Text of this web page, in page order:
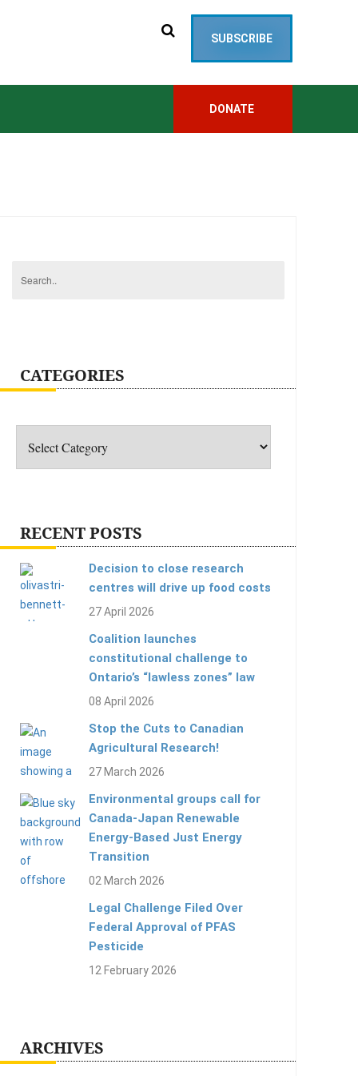
SUBSCRIBE
DONATE
CATEGORIES
RECENT POSTS
Decision to close research
centres will drive up food costs
27 April 2026
Coalition launches
constitutional challenge to
Ontario’s “lawless zones” law
08 April 2026
Stop the Cuts to Canadian
Agricultural Research!
27 March 2026
Environmental groups call for
Canada-Japan Renewable
Energy-Based Just Energy
Transition
02 March 2026
Legal Challenge Filed Over
Federal Approval of PFAS
Pesticide
12 February 2026
ARCHIVES